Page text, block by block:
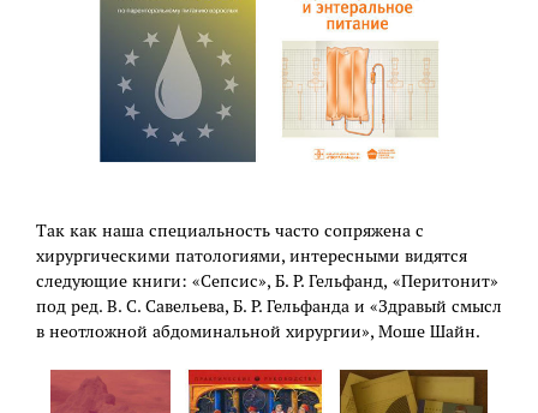
Так как наша специальность часто сопряжена с
хирургическими патологиями, интересными видятся
следующие книги: «Сепсис», Б. Р. Гельфанд, «Перитонит»
под ред. В. С. Савельева, Б. Р. Гельфанда и «Здравый смысл
в неотложной абдоминальной хирургии», Моше Шайн.